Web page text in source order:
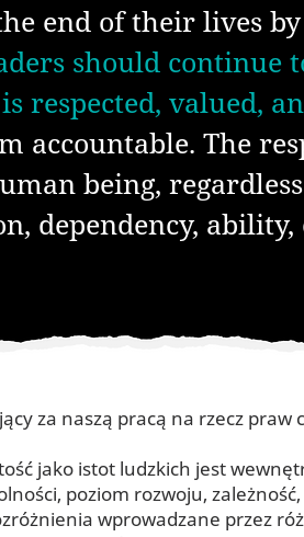
end of their lives
should continue
respected, valued,
accountable. The
being,
dependency,
za naszą pracą na rzecz praw
jako istot ludzkich jest
poziom rozwoju,
wprowadzane przez